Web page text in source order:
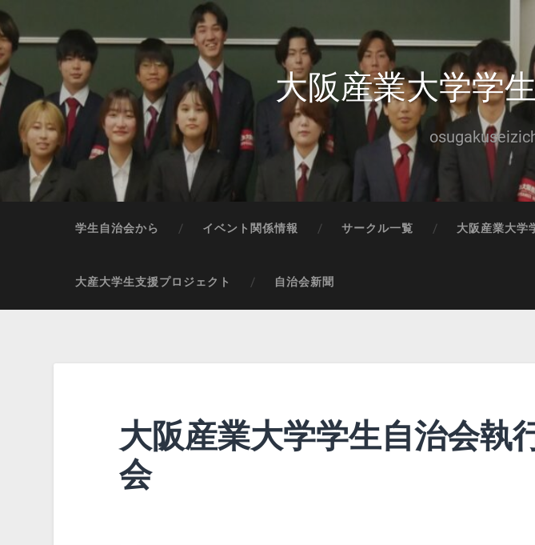
大阪産業大学学
学生自治会から イベント関係情報 サークル一覧 大阪産業大学
大産大学生支援プロジェクト 自治会新聞
大阪産業大学学生自治会執
会